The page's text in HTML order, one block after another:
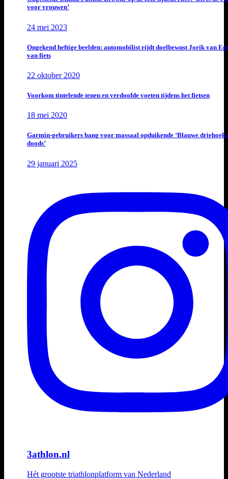
voor vrouwen’
24 mei 2023
Ongekend heftige beelden: automobilist rijdt doelbewust Jorik van
van fiets
22 oktober 2020
Voorkom tintelende tenen en verdoofde voeten tijdens het fietsen
18 mei 2020
Garmin-gebruikers bang voor massaal opduikende ‘Blauwe driehoek
doods’
29 januari 2025
3athlon.nl
Hét grootste triathlonplatform van Nederland